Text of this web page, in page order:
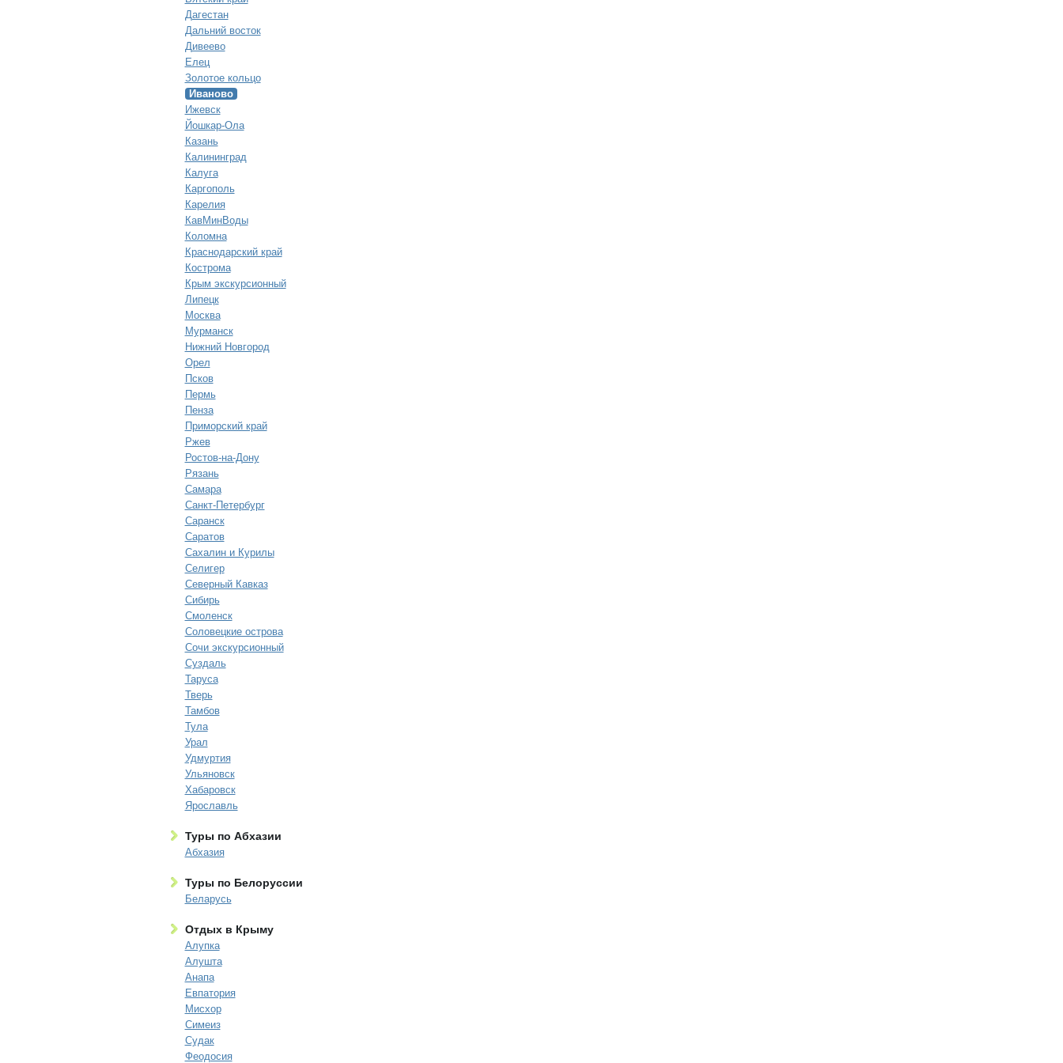
Дагестан
Дальний восток
Дивеево
Елец
Золотое кольцо
Иваново
Ижевск
Йошкар-Ола
Казань
Калининград
Калуга
Каргополь
Карелия
КавМинВоды
Коломна
Краснодарский край
Кострома
Крым экскурсионный
Липецк
Москва
Мурманск
Нижний Новгород
Орел
Псков
Пермь
Пенза
Приморский край
Ржев
Ростов-на-Дону
Рязань
Самара
Санкт-Петербург
Саранск
Саратов
Сахалин и Курилы
Селигер
Северный Кавказ
Сибирь
Смоленск
Соловецкие острова
Сочи экскурсионный
Суздаль
Таруса
Тверь
Тамбов
Тула
Урал
Удмуртия
Ульяновск
Хабаровск
Ярославль
Туры по Абхазии
Абхазия
Туры по Белоруссии
Беларусь
Отдых в Крыму
Алупка
Алушта
Анапа
Евпатория
Мисхор
Симеиз
Судак
Феодосия